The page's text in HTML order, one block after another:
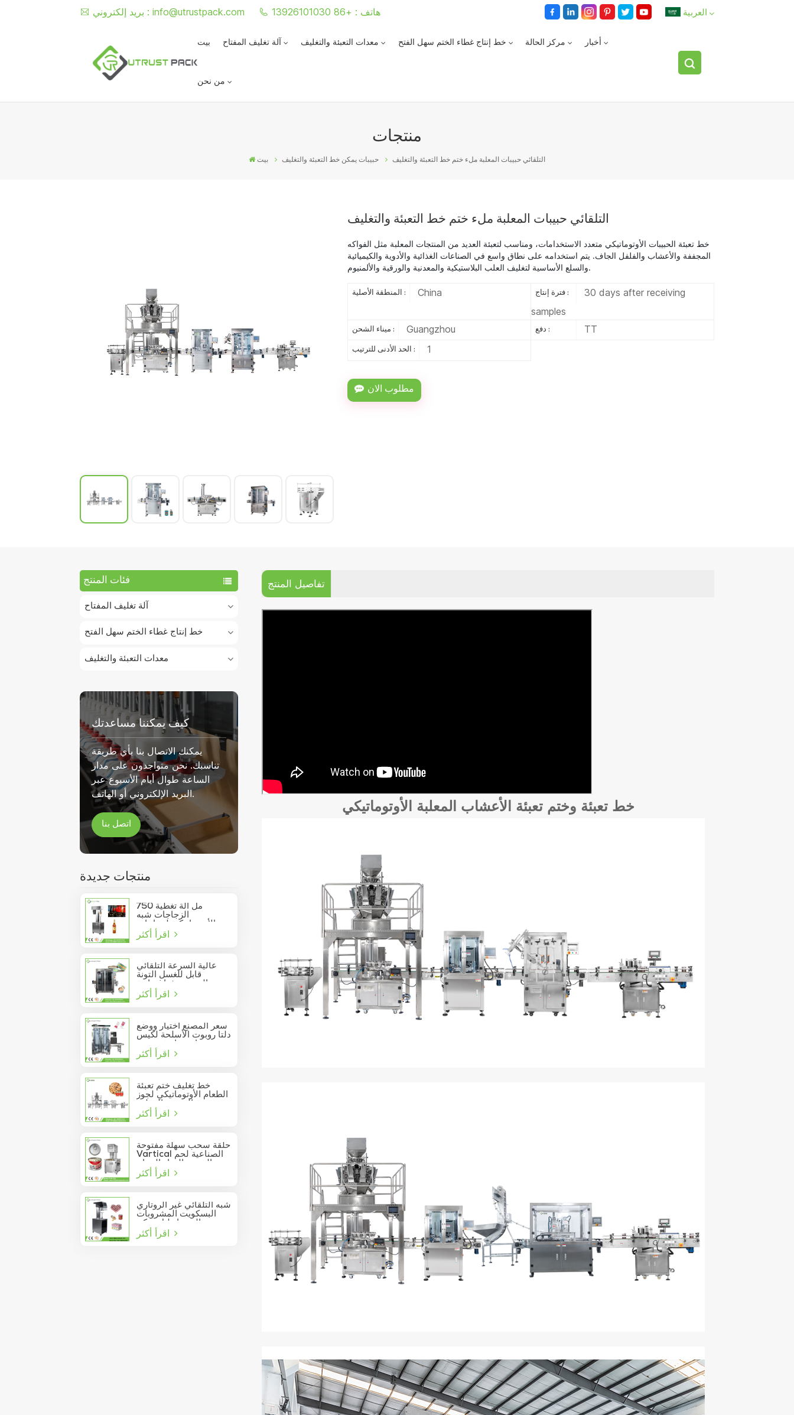
بريد إلكتروني : info@utrustpack.com هاتف : +86 13926101030 العربية
بيت آلة تغليف المفتاح معدات التعبئة والتغليف خط إنتاج غطاء الختم سهل الفتح مركز الحالة أخبار
من نحن
منتجات
بيت حبيبات يمكن خط التعبئة والتغليف التلقائي حبيبات المعلبة ملء ختم خط التعبئة والتغليف
التلقائي حبيبات المعلبة ملء ختم خط التعبئة والتغليف
خط تعبئة الحبيبات الأوتوماتيكي متعدد الاستخدامات، ومناسب لتعبئة العديد من المنتجات المعلبة مثل الفواكه
المجففة والأعشاب والفلفل الجاف. يتم استخدامه على نطاق واسع في الصناعات الغذائية والأدوية والكيميائية
والسلع الأساسية لتغليف العلب البلاستيكية والمعدنية والورقية والألمنيوم.
المنطقة الأصلية : China فترة إنتاج :
30 days after receiving
samples
ميناء الشحن : Guangzhou دفع : TT
الحد الأدنى للترتيب : 1
مطلوب الان
فئات المنتج
آلة تغليف المفتاح
خط إنتاج غطاء الختم سهل الفتح
معدات التعبئة والتغليف
كيف يمكننا مساعدتك
يمكنك الاتصال بنا بأي طريقة
تناسبك. نحن متواجدون على مدار
الساعة طوال أيام الأسبوع عبر
البريد الإلكتروني أو الهاتف.
اتصل بنا
منتجات جديدة
750 مل آلة تغطية
الزجاجات شبه
الأوتوماتيكية لزجاجات
النبيذ الزجاجية
عالية السرعة التلقائي
قابل للغسل التونة
السردين فراغ حاوية
المأكولات البحرية القصدير
يمكن السدادة
سعر المصنع اختيار ووضع
دلتا روبوت الأسلحة لكيس
عصا تتحرك في مربع
خط تغليف ختم تعبئة
الطعام الأوتوماتيكي لجوز
حلقة سحب سهلة مفتوحة
Vartical الصناعية لحم
الخنزير الغداء الدجاج
صدور اللحوم الغذاء يمكن
فراغ آلة ختم
شبه التلقائي غير الروتاري
البسكويت المشروبات
عصير الصودا دليل يمكن
السدادة
تفاصيل المنتج
خط تعبئة وختم تعبئة الأعشاب المعلبة الأوتوماتيكي